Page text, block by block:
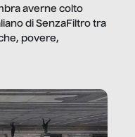
averne colto
di SenzaFiltro tra
povere,